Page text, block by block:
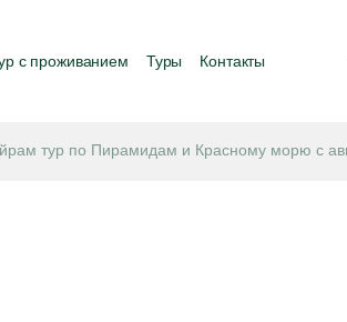
с проживанием Туры Контакты
тур по Пирамидaм и Красному морю с